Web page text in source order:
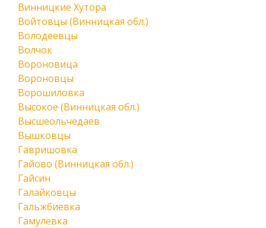
Винницкие Хутора
Войтовцы (Винницкая обл.)
Володеевцы
Волчок
Вороновица
Вороновцы
Ворошиловка
Высокое (Винницкая обл.)
Высшеольчедаев
Вышковцы
Гавришовка
Гайово (Винницкая обл.)
Гайсин
Галайковцы
Гальжбиевка
Гамулевка